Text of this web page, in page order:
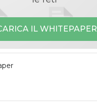
IL WHITEPAPER